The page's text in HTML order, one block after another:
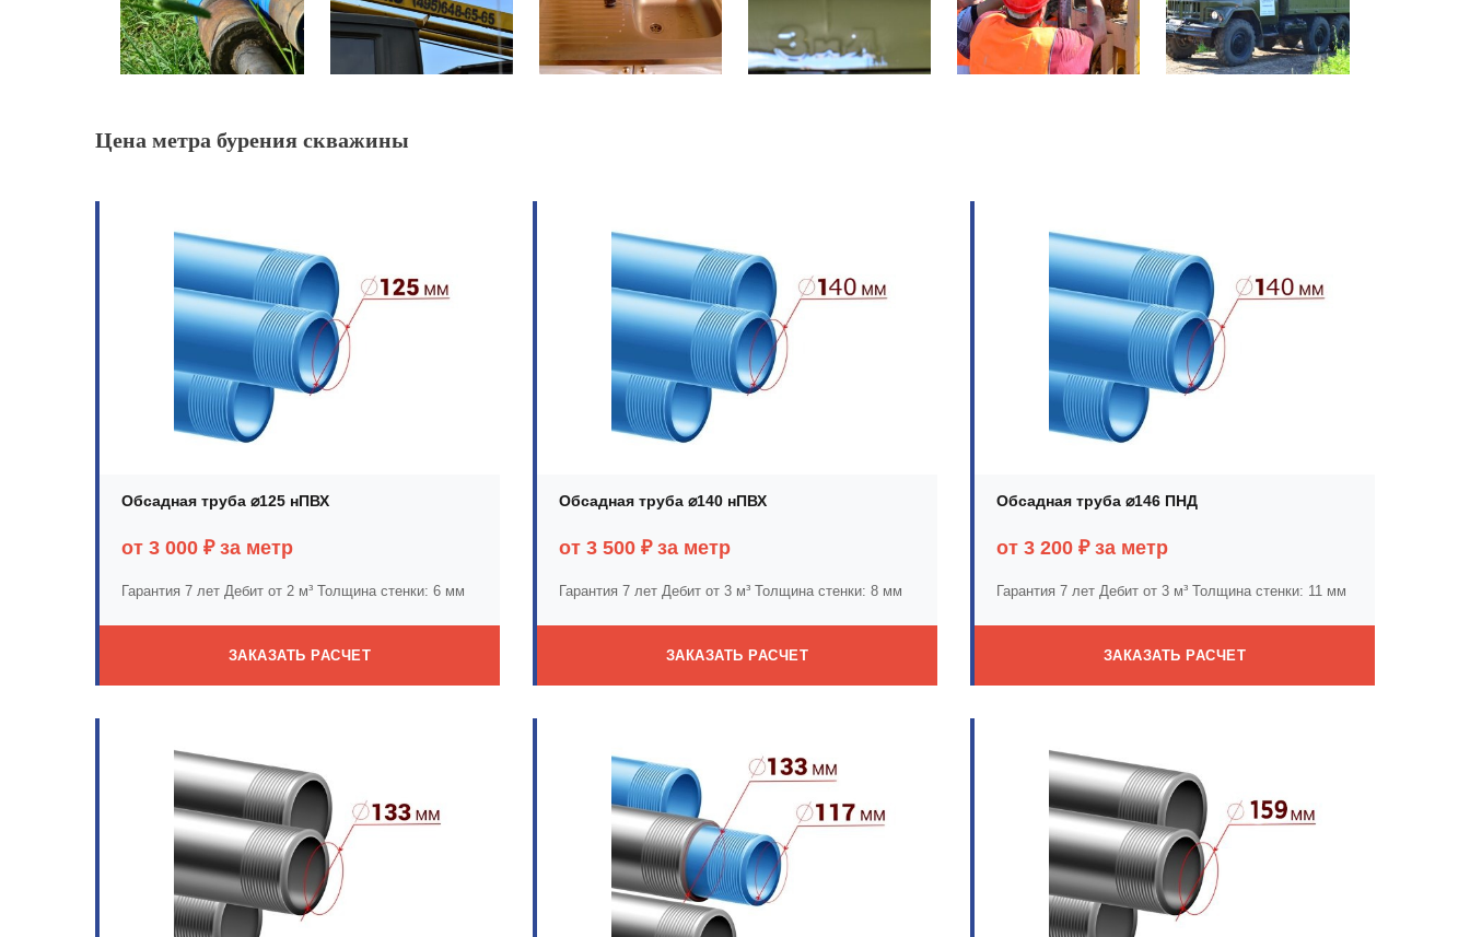
Цена метра бурения скважины
Обсадная труба ⌀125 нПВХ
от 3 000 ₽ за метр
Гарантия 7 лет Дебит от 2 м³ Толщина стенки: 6 мм
ЗАКАЗАТЬ РАСЧЕТ
Обсадная труба ⌀140 нПВХ
от 3 500 ₽ за метр
Гарантия 7 лет Дебит от 3 м³ Толщина стенки: 8 мм
ЗАКАЗАТЬ РАСЧЕТ
Обсадная труба ⌀146 ПНД
от 3 200 ₽ за метр
Гарантия 7 лет Дебит от 3 м³ Толщина стенки: 11 мм
ЗАКАЗАТЬ РАСЧЕТ